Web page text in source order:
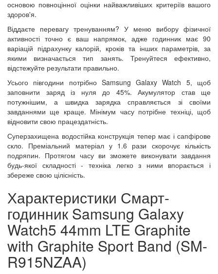
основою повноцінної оцінки найважливіших критеріїв вашого
здоров'я.
Віддаєте перевагу тренуванням? У меню вибору фізичної
активності точно є ваш напрямок, адже годинник має 90
варіацій підрахунку калорій, кроків та інших параметрів, за
якими визначається тип занять. Тренуйтеся ефективно,
відстежуйте результати правильно.
Усього півгодини потрібно Samsung Galaxy Watch 5, щоб
заповнити заряд із нуля до 45%. Акумулятор став ще
потужнішим, а швидка зарядка справляється зі своїми
завданнями ще краще. Мінімум часу потрібне техніці, щоб
відновити свою працездатність.
Суперзахищена водостійка конструкція тепер має і сапфірове
скло. Преміальний матеріал у 1.6 рази скорочує кількість
подряпин. Протягом часу ви зможете виконувати завдання
будь-якої складності - техніка легко з ними впорається і
збереже свою цілісність.
Характеристики Смарт-
годинник Samsung Galaxy
Watch5 44mm LTE Graphite
with Graphite Sport Band (SM-
R915NZAA)